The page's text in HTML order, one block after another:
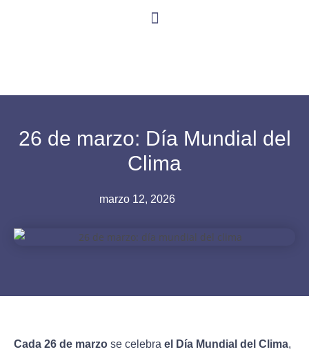
26 de marzo: Día Mundial del
Clima
marzo 12, 2026
Cada 26 de marzo se celebra el Día Mundial del Clima,